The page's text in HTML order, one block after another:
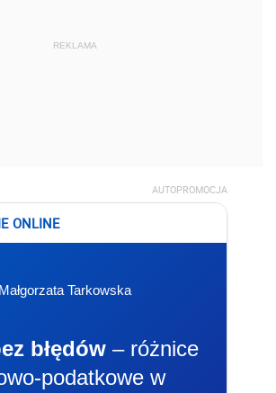
REKLAMA
AUTOPROMOCJA
ONLINE
Małgorzata Tarkowska
błędów – różnice
podatkowe w